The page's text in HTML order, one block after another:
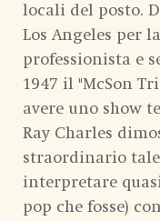
locali del posto.
Los Angeles per
professionista e
1947 il "McSon
avere uno show
Ray Charles
straordinario
interpretare
pop che fosse)